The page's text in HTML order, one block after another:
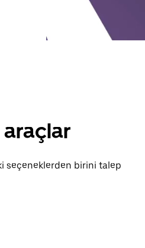
seçeneklerden birini talep